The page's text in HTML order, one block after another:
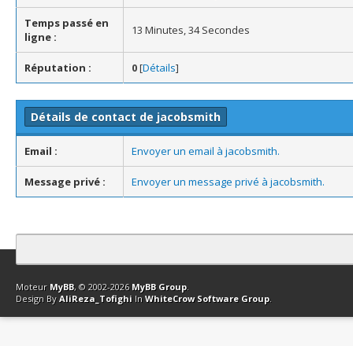
Temps passé en
ligne :
13 Minutes, 34 Secondes
Réputation : 0[Détails]
Détails de contact de jacobsmith
Email : Envoyer un email à jacobsmith.
Message privé : Envoyer un message privé à jacobsmith.
Contact Club Affiliation Retourner en haut Version bas-débit
Moteur MyBB, © 2002-2026 MyBB Group.
Design By AliReza_Tofighi In WhiteCrow Software Group.